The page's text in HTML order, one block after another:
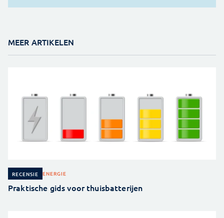
MEER ARTIKELEN
RECENSIE ENERGIE
Praktische gids voor thuisbatterijen